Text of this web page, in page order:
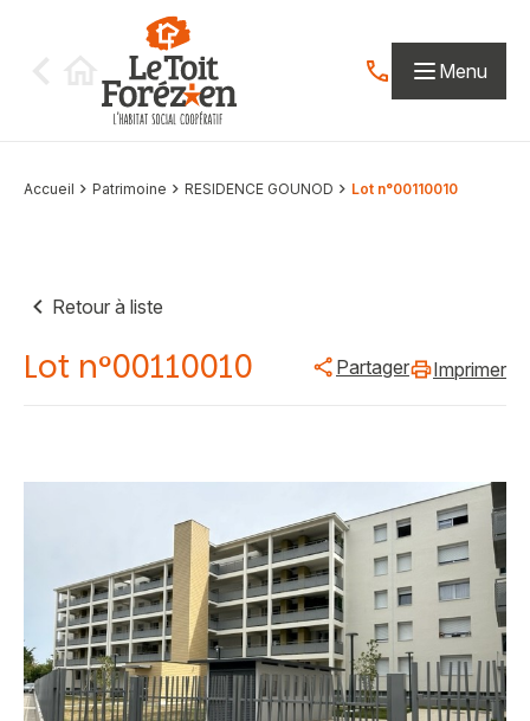
Contactez-nous
Menu
Accueil Patrimoine RESIDENCE GOUNOD Lot n°00110010
Retour à liste
Lot n°00110010 Partager Imprimer